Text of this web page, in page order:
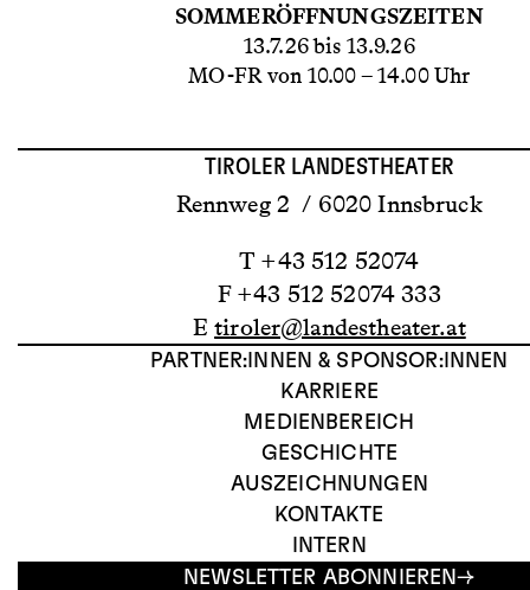
SOMMERÖFFNUNGSZEITEN
13.7.26 bis 13.9.26
MO-FR von 10.00 – 14.00 Uhr
TIROLER LANDESTHEATER
Rennweg 2 / 6020 Innsbruck
T +43 512 52074
F +43 512 52074 333
Etiroler@landestheater.at
PARTNER:INNEN & SPONSOR:INNEN
KARRIERE
MEDIENBEREICH
GESCHICHTE
AUSZEICHNUNGEN
KONTAKTE
INTERN
NEWSLETTER ABONNIEREN